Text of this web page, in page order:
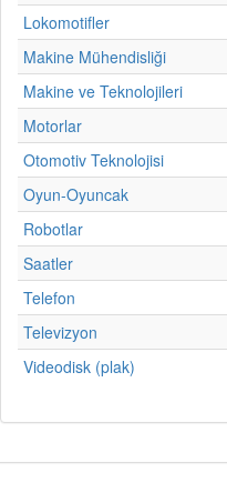
Lokomotifler
Makine Mühendisliği
Makine ve Teknolojileri
Motorlar
Otomotiv Teknolojisi
Oyun-Oyuncak
Robotlar
Saatler
Telefon
Televizyon
Videodisk (plak)